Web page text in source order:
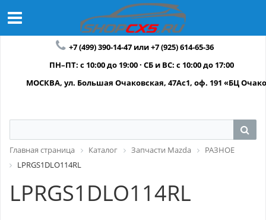
+7 (499) 390-14-47 или +7 (925) 614-65-36
ПН–ПТ: с 10:00 до 19:00 · СБ и ВС: с 10:00 до 17:00
МОСКВА, ул. Большая Очаковская, 47Ас1, оф. 191 «БЦ
Главная страница Каталог Запчасти Mazda
РАЗНОЕ
LPRGS1DLO114RL
LPRGS1DLO114RL